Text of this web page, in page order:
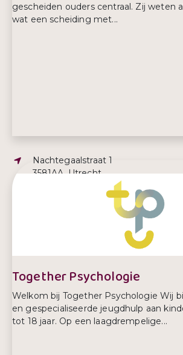
gescheiden ouders centraal. Zij weten
wat een scheiding met...
Adres:
Nachtegaalstraat 1
3581AA, Utrecht
info@villapinedo.nl
Together Psychologie
Welkom bij Together Psychologie Wij
en gespecialiseerde jeugdhulp aan
tot 18 jaar. Op een laagdrempelige...